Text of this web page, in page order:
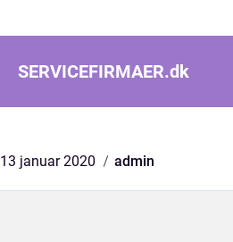
SERVICEFIRMAER.dk
13 januar 2020 admin